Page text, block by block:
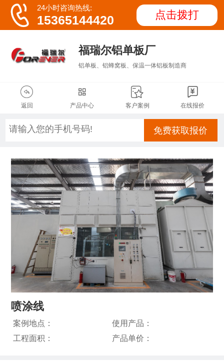
 24小时咨询热线:
15365144420 点击拨打
福瑞尔铝单板厂
铝单板、铝蜂窝板、保温一体铝板制造商

返回

产品中心

客户案例

在线报价
免费获取报价
喷涂线
案例地点：
使用产品：
工程面积：
产品单价：